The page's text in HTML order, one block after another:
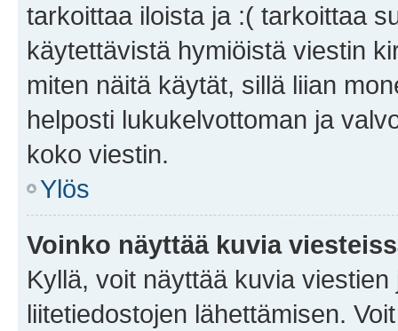
tarkoittaa iloista ja :( tarkoittaa
käytettävistä hymiöistä viestin
miten näitä käytät, sillä liian
helposti lukukelvottoman ja
koko viestin.
Ylös
Voinko näyttää kuvia
Kyllä, voit näyttää kuvia
liitetiedostojen lähettämisen.